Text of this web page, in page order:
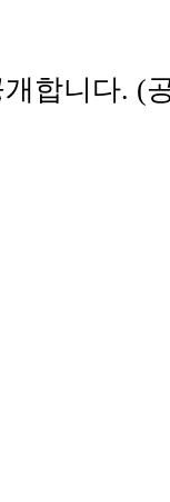
합니다. (